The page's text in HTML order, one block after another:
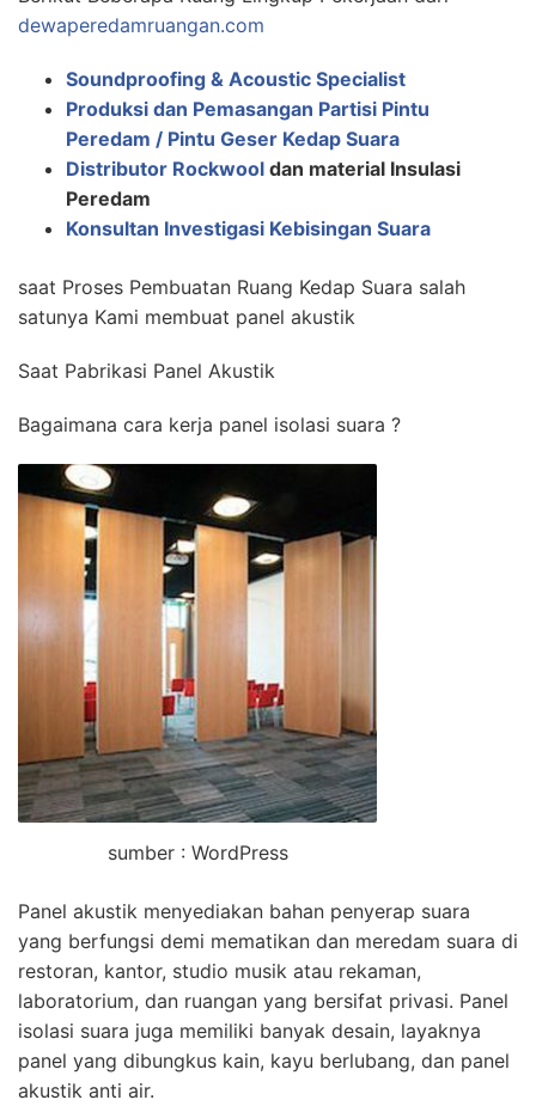
dewaperedamruangan.com
Soundproofing & Acoustic Specialist
Produksi dan Pemasangan Partisi Pintu
Peredam / Pintu Geser Kedap Suara
Distributor Rockwool dan material Insulasi
Peredam
Konsultan Investigasi Kebisingan Suara
saat Proses Pembuatan Ruang Kedap Suara salah
satunya Kami membuat panel akustik
Saat Pabrikasi Panel Akustik
Bagaimana cara kerja panel isolasi suara ?
sumber : WordPress
Panel akustik menyediakan bahan penyerap suara
yang berfungsi demi mematikan dan meredam suara di
restoran, kantor, studio musik atau rekaman,
laboratorium, dan ruangan yang bersifat privasi. Panel
isolasi suara juga memiliki banyak desain, layaknya
panel yang dibungkus kain, kayu berlubang, dan panel
akustik anti air.